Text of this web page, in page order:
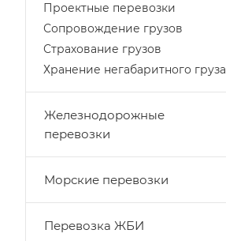
Проектные перевозки
Сопровождение грузов
Страхование грузов
Хранение негабаритного груза
Железнодорожные
перевозки
Морские перевозки
Перевозка ЖБИ